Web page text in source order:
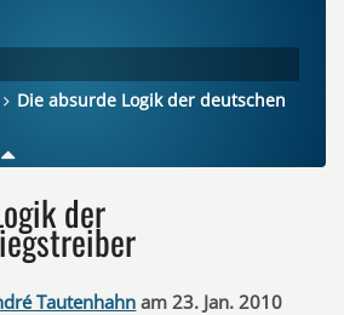
Die absurde Logik der deutschen
der
Tautenhahnam 23. Jan. 2010